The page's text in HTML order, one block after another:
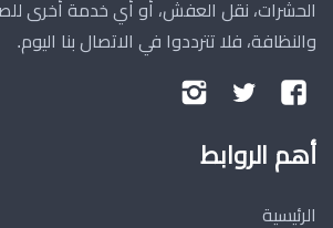
الحشرات، نقل العفش، أو أي خدمة أخرى
والنظافة، فلا تترددوا في الاتصال بنا اليوم.
تابعنا
فيسبوك
تابعنا
تويتر
أهم الروابط
الرئيسية